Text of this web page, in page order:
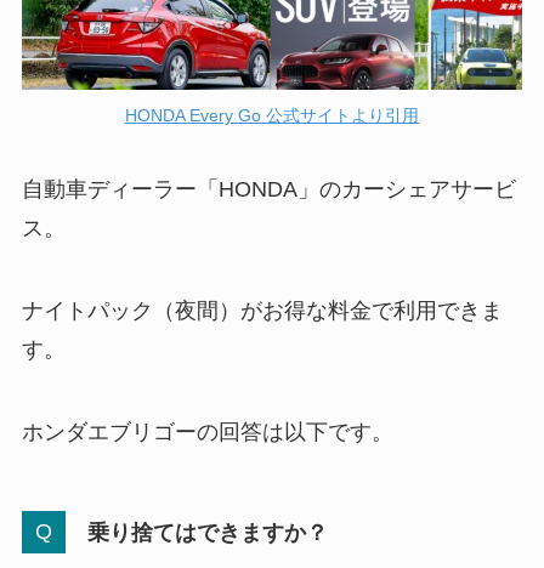
HONDA Every Go 公式サイトより引用
自動車ディーラー「HONDA」のカーシェアサービ
ス。
ナイトパック（夜間）がお得な料金で利用できま
す。
ホンダエブリゴーの回答は以下です。
乗り捨てはできますか？